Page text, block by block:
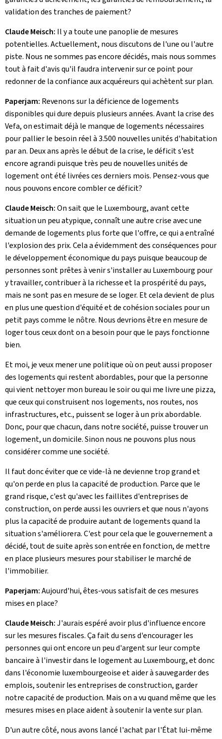
validation des tranches de paiement?
Claude Meisch: Il y a toute une panoplie de mesures
potentielles. Actuellement, nous discutons de l'une ou l'autre
piste. Nous ne sommes pas encore décidés, mais nous sommes
tout à fait d'avis qu'il faudra intervenir sur ce point pour
redonner de la confiance aux acquéreurs qui achètent sur plan.
Paperjam: Revenons sur la déficience de logements
disponibles qui dure depuis plusieurs années. Avant la crise des
Vefa, on estimait déjà le manque de logements nécessaires
pour pallier le besoin réel à 3.500 nouvelles unités d'habitation
par an. Deux ans après le début de la crise, le déficit s'est
encore agrandi puisque très peu de nouvelles unités de
logement ont été livrées ces derniers mois. Pensez-vous que
nous pouvons encore combler ce déficit?
Claude Meisch:On sait que le Luxembourg, avant cette
situation un peu atypique, connaît une autre crise avec une
demande de logements plus forte que l'offre, ce qui a entraîné
l'explosion des prix. Cela a évidemment des conséquences pour
le développement économique du pays puisque beaucoup de
personnes sont prêtes à venir s'installer au Luxembourg pour
y travailler, contribuer à la richesse et la prospérité du pays,
mais ne sont pas en mesure de se loger. Et cela devient de plus
en plus une question d'équité et de cohésion sociales pour un
petit pays comme le nôtre. Nous devrions être en mesure de
loger tous ceux dont on a besoin pour que le pays fonctionne
bien.
Et moi, je veux mener une politique où on peut aussi proposer
des logements qui restent abordables, pour que la personne
qui vient nettoyer mon bureau le soir ou qui me livre une pizza,
que ceux qui construisent nos logements, nos routes, nos
infrastructures, etc., puissent se loger à un prix abordable.
Donc, pour que chacun, dans notre société, puisse trouver un
logement, un domicile. Sinon nous ne pouvons plus nous
considérer comme une société.
Il faut donc éviter que ce vide-là ne devienne trop grand et
qu'on perde en plus la capacité de production. Parce que le
grand risque, c'est qu'avec les faillites d'entreprises de
construction, on perde aussi les ouvriers et que nous n'ayons
plus la capacité de produire autant de logements quand la
situation s'améliorera. C'est pour cela que le gouvernement a
décidé, tout de suite après son entrée en fonction, de mettre
en place plusieurs mesures pour stabiliser le marché de
l'immobilier.
Paperjam:Aujourd'hui, êtes-vous satisfait de ces mesures
mises en place?
Claude Meisch:J'aurais espéré avoir plus d'influence encore
sur les mesures fiscales. Ça fait du sens d'encourager les
personnes qui ont encore un peu d'argent sur leur compte
bancaire à l'investir dans le logement au Luxembourg, et donc
dans l'économie luxembourgeoise et aider à sauvegarder des
emplois, soutenir les entreprises de construction, garder
notre capacité de production. Mais on a vu quand même que les
mesures mises en place aident à soutenir la vente sur plan.
D'un autre côté, nous avons lancé l'achat par l'État lui-même